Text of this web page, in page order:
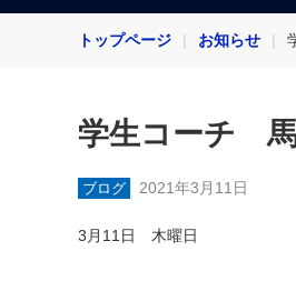
トップページ お知らせ
学生コーチ
ブログ 2021年3月11日
3 月 11 日 木曜日